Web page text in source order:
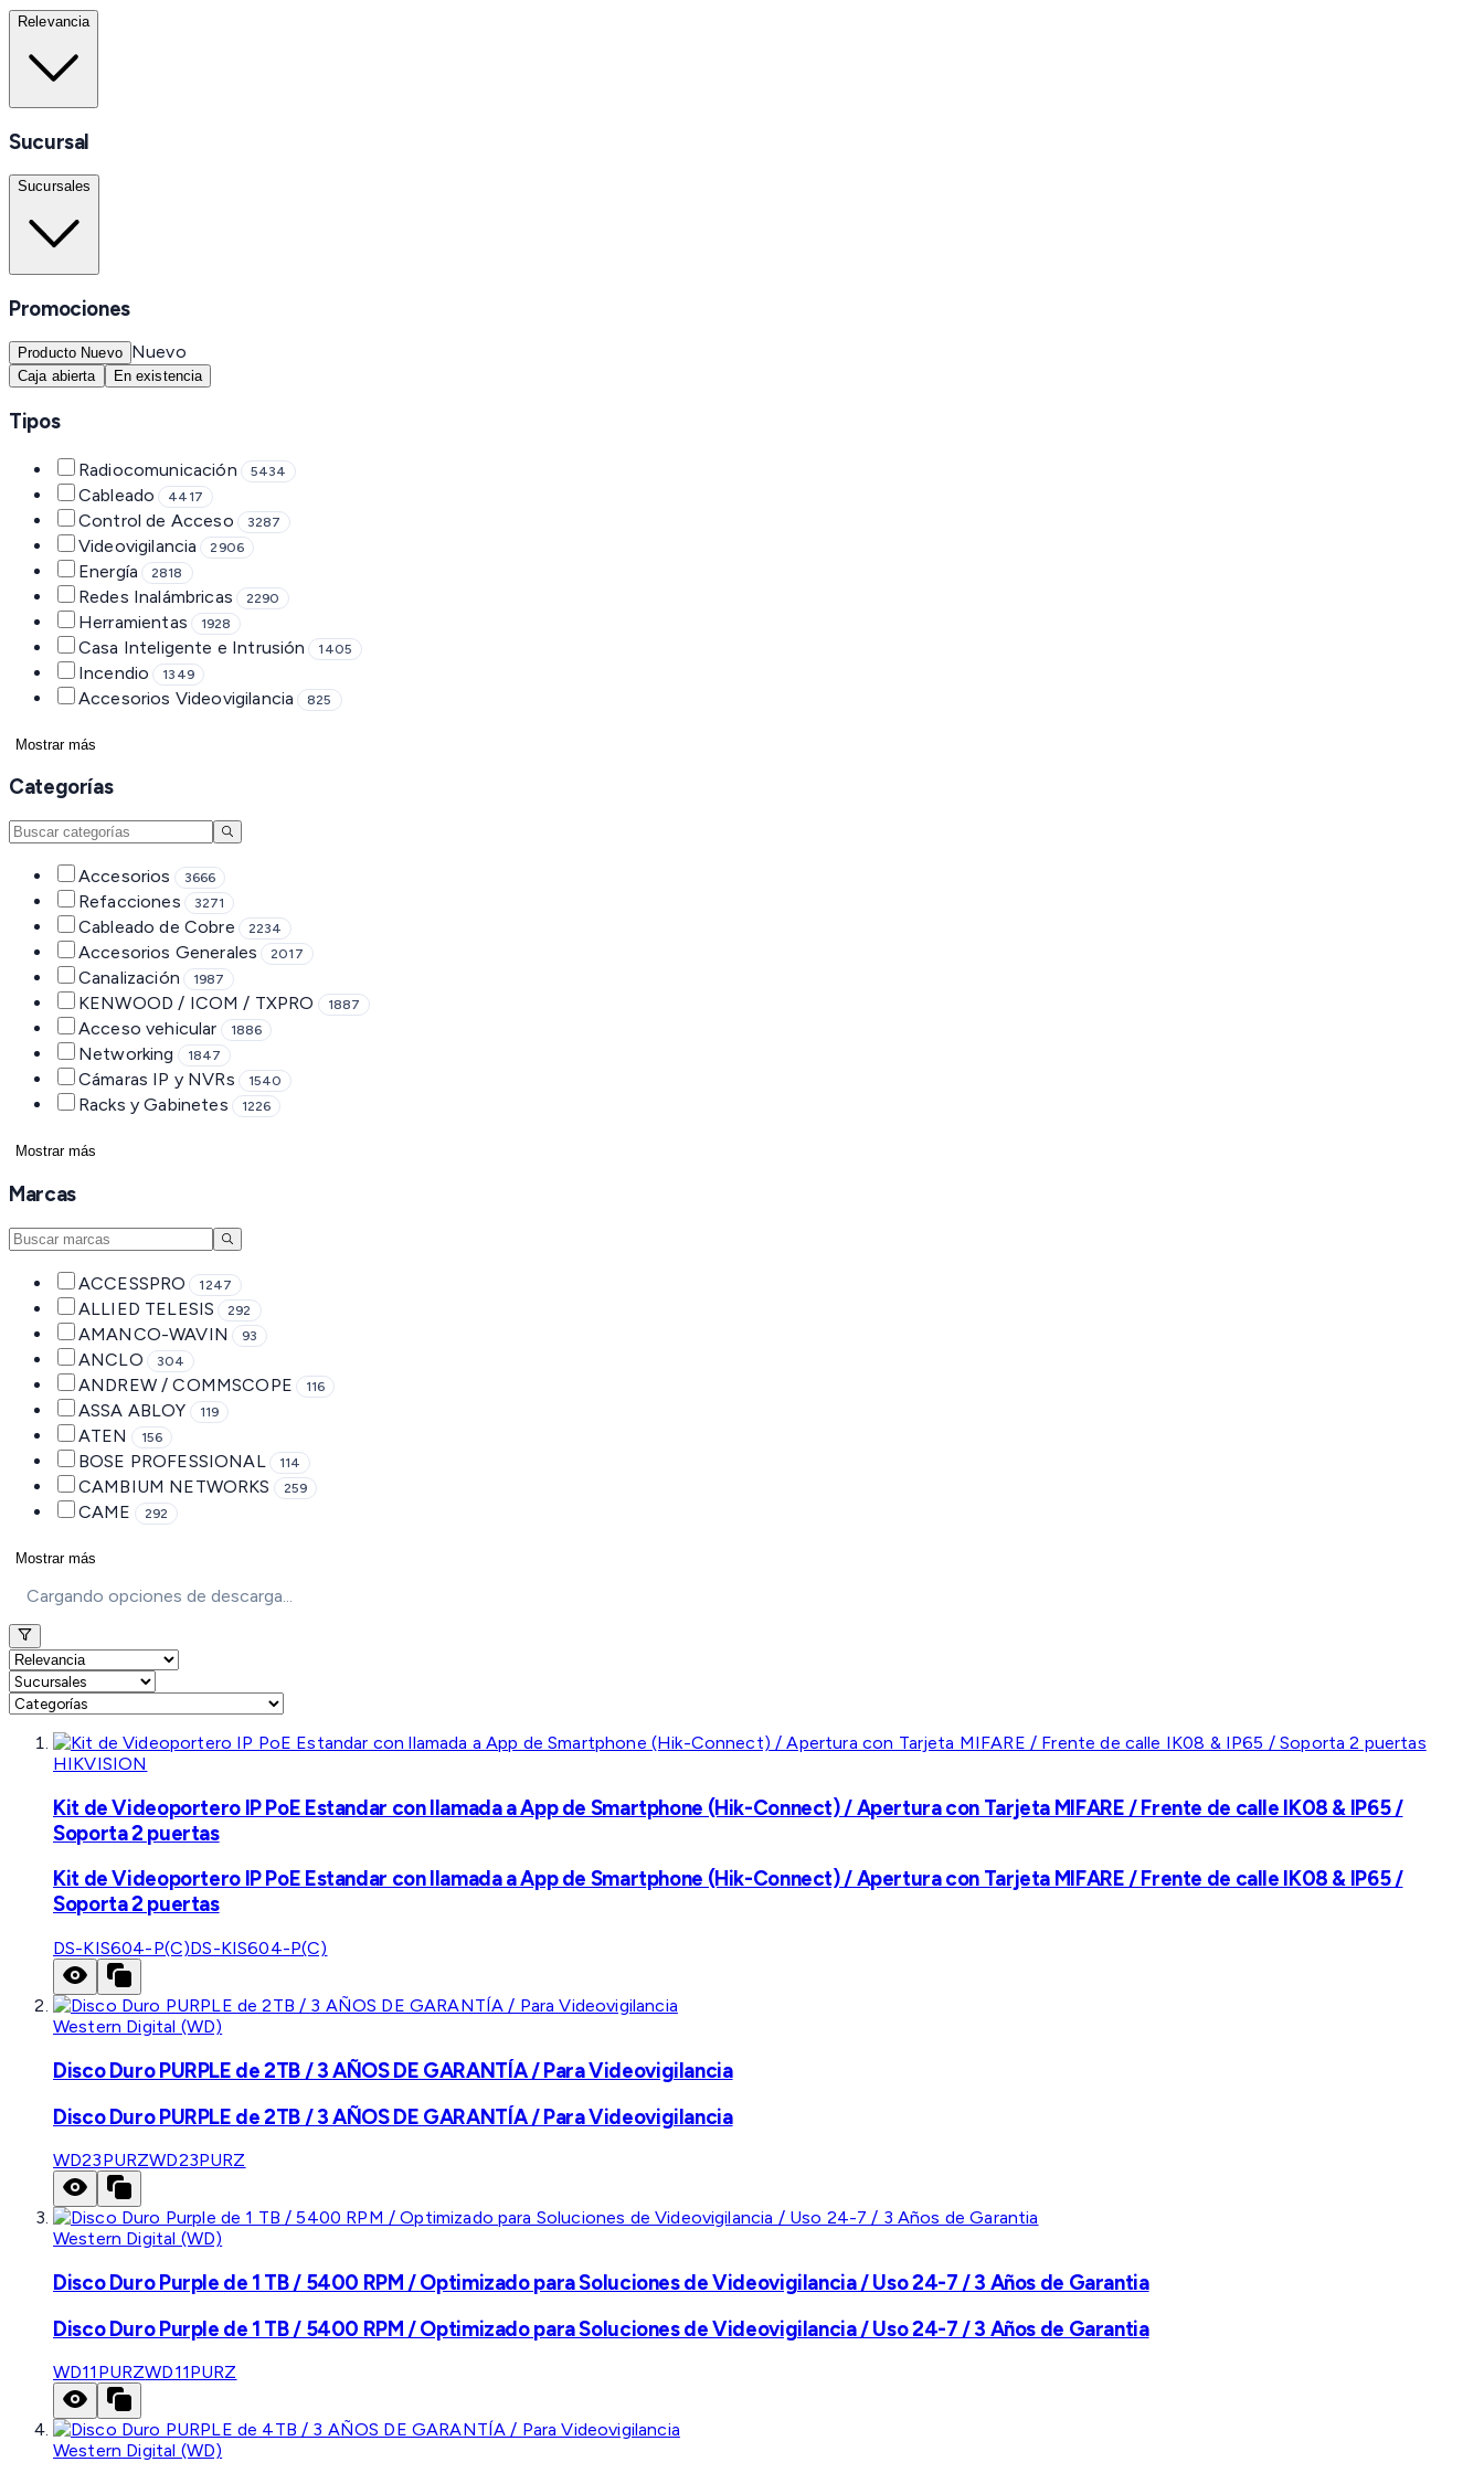
Relevancia
Sucursal
Sucursales
Promociones
Producto Nuevo Nuevo
Caja abierta En existencia
Tipos
Radiocomunicación 5434
Cableado 4417
Control de Acceso 3287
Videovigilancia 2906
Energía 2818
Redes Inalámbricas 2290
Herramientas 1928
Casa Inteligente e Intrusión 1405
Incendio 1349
Accesorios Videovigilancia 825
Mostrar más
Categorías
Accesorios 3666
Refacciones 3271
Cableado de Cobre 2234
Accesorios Generales 2017
Canalización 1987
KENWOOD / ICOM / TXPRO 1887
Acceso vehicular 1886
Networking 1847
Cámaras IP y NVRs 1540
Racks y Gabinetes 1226
Mostrar más
Marcas
ACCESSPRO 1247
ALLIED TELESIS 292
AMANCO-WAVIN 93
ANCLO 304
ANDREW / COMMSCOPE 116
ASSA ABLOY 119
ATEN 156
BOSE PROFESSIONAL 114
CAMBIUM NETWORKS 259
CAME 292
Mostrar más
Cargando opciones de descarga...
HIKVISION
Kit de Videoportero IP PoE Estandar con llamada a App de Smartphone (Hik-Connect) / Apertura con Tarjeta MIFARE / Frente de calle IK08 & IP65 /
Soporta 2 puertas
Kit de Videoportero IP PoE Estandar con llamada a App de Smartphone (Hik-Connect) / Apertura con Tarjeta MIFARE / Frente de calle IK08 & IP65 /
Soporta 2 puertas
DS-KIS604-P(C)DS-KIS604-P(C)
Western Digital (WD)
Disco Duro PURPLE de 2TB / 3 AÑOS DE GARANTÍA / Para Videovigilancia
Disco Duro PURPLE de 2TB / 3 AÑOS DE GARANTÍA / Para Videovigilancia
WD23PURZWD23PURZ
Western Digital (WD)
Disco Duro Purple de 1 TB / 5400 RPM / Optimizado para Soluciones de Videovigilancia / Uso 24-7 / 3 Años de Garantia
Disco Duro Purple de 1 TB / 5400 RPM / Optimizado para Soluciones de Videovigilancia / Uso 24-7 / 3 Años de Garantia
WD11PURZWD11PURZ
Western Digital (WD)